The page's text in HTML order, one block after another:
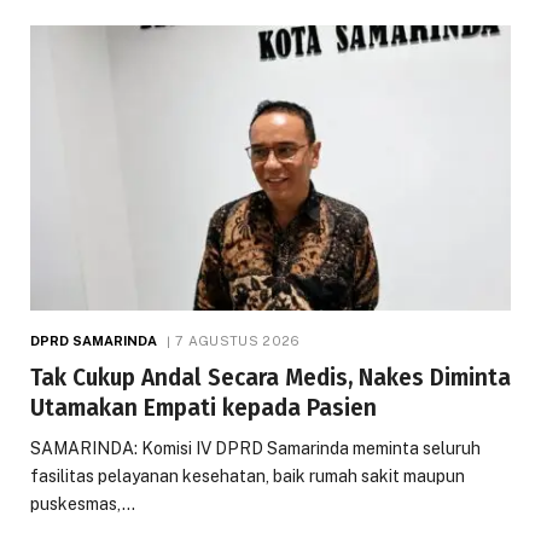
DPRD SAMARINDA 7 AGUSTUS 2026
Tak Cukup Andal Secara Medis, Nakes Diminta
Utamakan Empati kepada Pasien
SAMARINDA: Komisi IV DPRD Samarinda meminta seluruh
fasilitas pelayanan kesehatan, baik rumah sakit maupun
puskesmas,…